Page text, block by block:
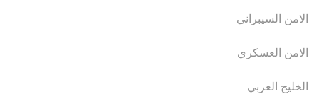
الامن السيبراني
الامن العسكري
الخليج العربي